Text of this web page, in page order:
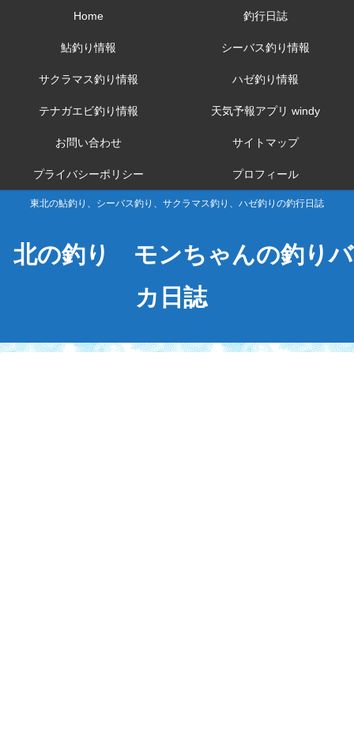
東北の鮎釣り、シーバス釣り、サクラマス釣り、ハゼ釣りの釣行日誌
北の釣り モンちゃんの釣りバ
カ日誌
Home 釣行日誌
鮎釣り情報 シーバス釣り情報
サクラマス釣り情報 ハゼ釣り情報
テナガエビ釣り情報 天気予報アプリ windy
お問い合わせ サイトマップ
プライバシーポリシー プロフィール